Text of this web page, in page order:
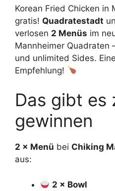
Korean Fried Chicken in
gratis! Quadratestadt
verlosen 2 Menüs im
Mannheimer Quadraten
und unlimited Sides.
Empfehlung!
Das gibt es
gewinnen
2 × Menü bei Chiking
aus:
2 × Bowl